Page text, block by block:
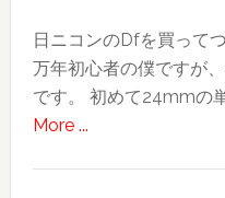
日ニコンのDfを買って
万年初心者の僕ですが
です。 初めて24mmの
More ...about